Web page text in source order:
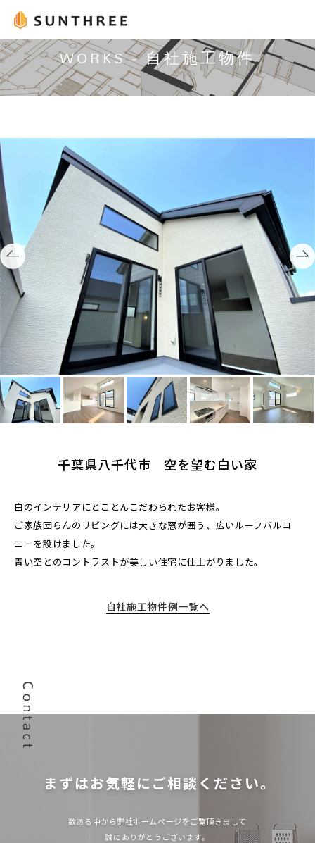
WORKS - 自社施工物件
千葉県八千代市 空を望む白い家
白のインテリアにとことんこだわられたお客様。
ご家族団らんのリビングには大きな窓が囲う、広いルーフバルコ
ニーを設けました。
青い空とのコントラストが美しい住宅に仕上がりました。
自社施工物件例一覧へ
まずはお気軽にご相談ください。
数ある中から弊社ホームページをご覧頂きまして
誠にありがとうございます。